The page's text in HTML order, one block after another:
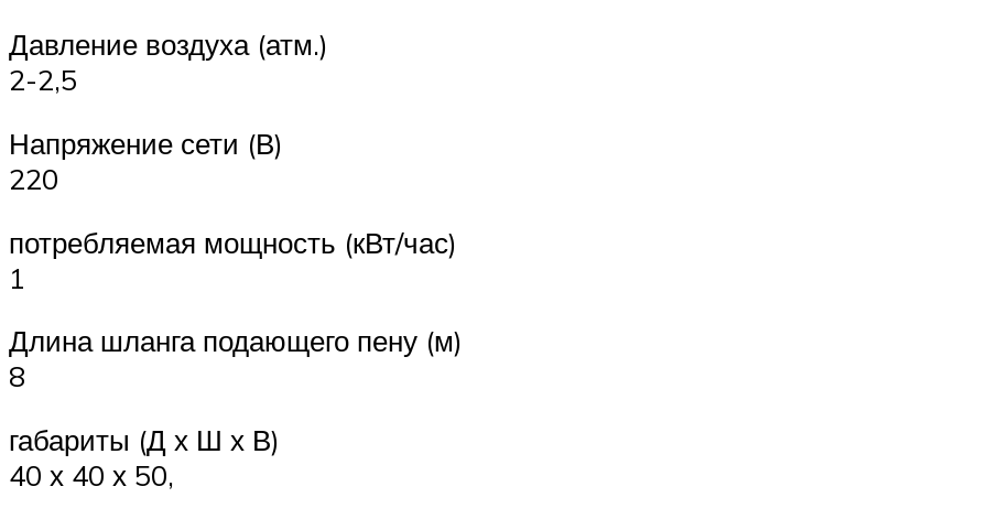
Давление воздуха (атм.)
2-2,5
Напряжение сети (В)
220
потребляемая мощность (кВт/час)
1
Длина шланга подающего пену (м)
8
габариты (Д х Ш х В)
40 х 40 х 50,